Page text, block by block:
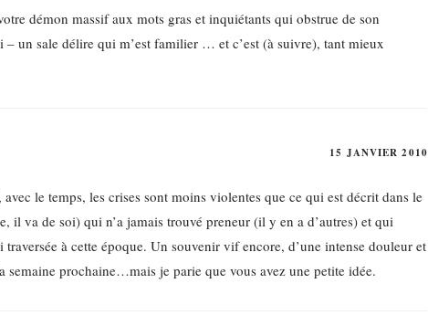
démon massif aux mots gras et inquiétants qui obstrue de son
– un sale délire qui m’est familier … et c’est (à suivre), tant mieux
15 JANVIER 2010
le temps, les crises sont moins violentes que ce qui est décrit dans le
il va de soi) qui n’a jamais trouvé preneur (il y en a d’autres) et qui
à cette époque. Un souvenir vif encore, d’une intense douleur et
semaine prochaine…mais je parie que vous avez une petite idée.